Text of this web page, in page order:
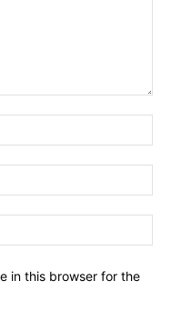
in this browser for the